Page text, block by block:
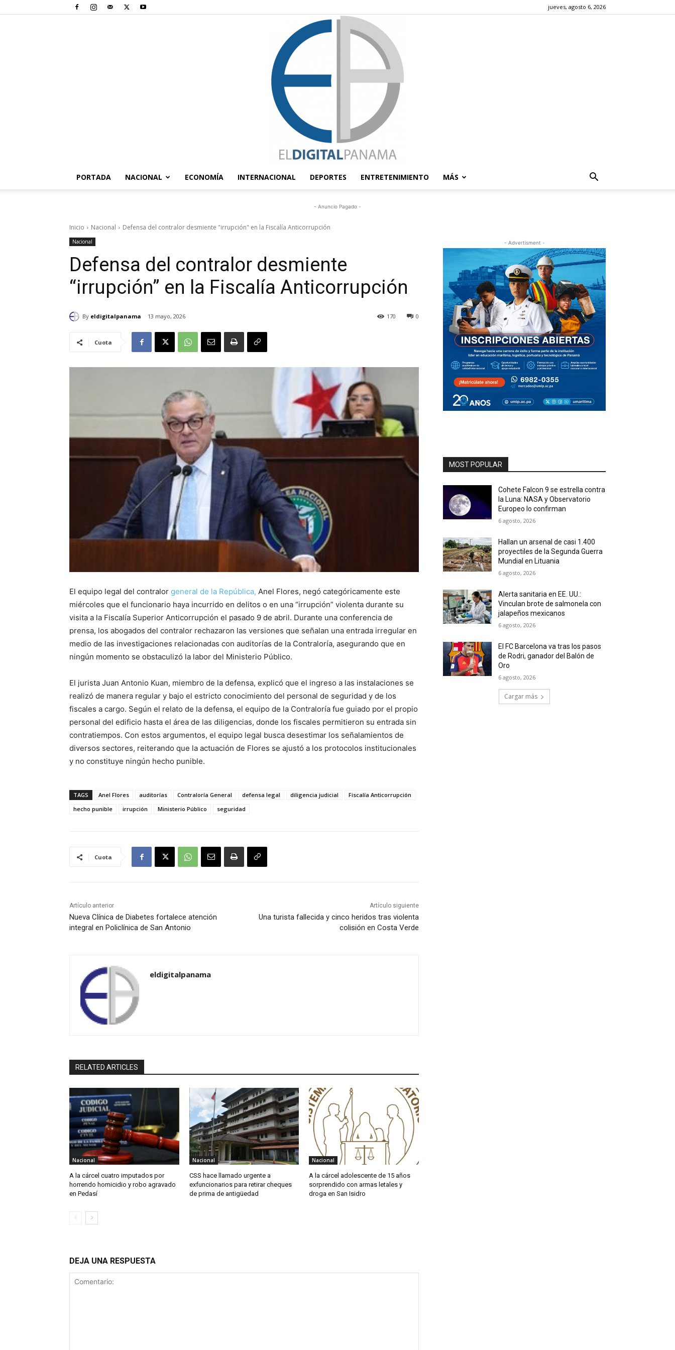
jueves, agosto 6, 2026
Digital
PORTADA NACIONAL ECONOMÍA INTERNACIONAL DEPORTES ENTRETENIMIENTO MÁS
- Anuncio Pagado -
Inicio Nacional Defensa del contralor desmiente "irrupción" en la Fiscalía Anticorrupción
Nacional
Defensa del contralor desmiente
“irrupción” en la Fiscalía Anticorrupción
By eldigitalpanama 13 mayo, 2026 0
170
Cuota
El equipo legal del contralor general de la República, Anel Flores, negó categóricamente este
miércoles que el funcionario haya incurrido en delitos o en una “irrupción” violenta durante su
visita a la Fiscalía Superior Anticorrupción el pasado 9 de abril. Durante una conferencia de
prensa, los abogados del contralor rechazaron las versiones que señalan una entrada irregular en
medio de las investigaciones relacionadas con auditorías de la Contraloría, asegurando que en
ningún momento se obstaculizó la labor del Ministerio Público.
El jurista Juan Antonio Kuan, miembro de la defensa, explicó que el ingreso a las instalaciones se
realizó de manera regular y bajo el estricto conocimiento del personal de seguridad y de los
fiscales a cargo. Según el relato de la defensa, el equipo de la Contraloría fue guiado por el propio
personal del edificio hasta el área de las diligencias, donde los fiscales permitieron su entrada sin
contratiempos. Con estos argumentos, el equipo legal busca desestimar los señalamientos de
diversos sectores, reiterando que la actuación de Flores se ajustó a los protocolos institucionales
y no constituye ningún hecho punible.
TAGS Anel Flores auditorías Contraloría General defensa legal diligencia judicial
Fiscalía Anticorrupción
hecho punible
irrupción Ministerio Público seguridad
Cuota
Artículo anterior
Nueva Clínica de Diabetes fortalece atención
integral en Policlínica de San Antonio
Artículo siguiente
Una turista fallecida y cinco heridos tras violenta
colisión en Costa Verde
eldigitalpanama
RELATED ARTICLES
Nacional
A la cárcel cuatro imputados por
horrendo homicidio y robo agravado
en Pedasí
Nacional
CSS hace llamado urgente a
exfuncionarios para retirar cheques
de prima de antigüedad
Nacional
A la cárcel adolescente de 15 años
sorprendido con armas letales y
droga en San Isidro
DEJA UNA RESPUESTA
- Advertisment -
MOST POPULAR
Cohete Falcon 9 se estrella contra
la Luna: NASA y Observatorio
Europeo lo confirman
6 agosto, 2026
Hallan un arsenal de casi 1.400
proyectiles de la Segunda Guerra
Mundial en Lituania
6 agosto, 2026
Alerta sanitaria en EE. UU.:
Vinculan brote de salmonela con
jalapeños mexicanos
6 agosto, 2026
El FC Barcelona va tras los pasos
de Rodri, ganador del Balón de
Oro
6 agosto, 2026
Cargar más